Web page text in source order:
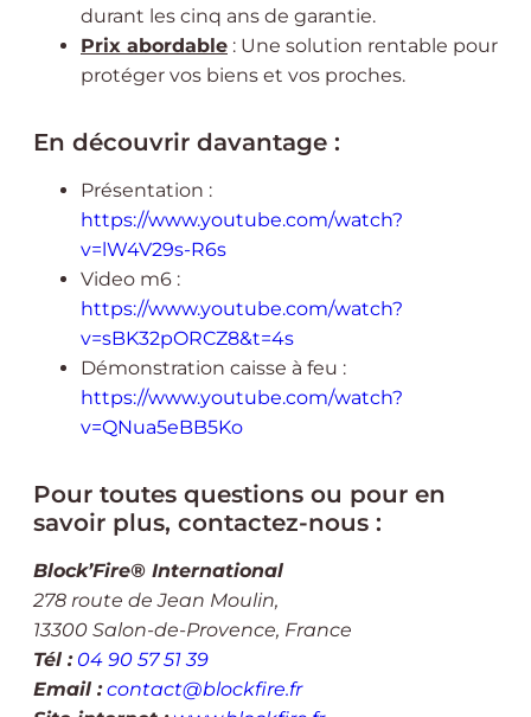
durant les cinq ans de garantie.
Prix abordable : Une solution rentable pour
protéger vos biens et vos proches.
En découvrir davantage :
Présentation :
https://www.youtube.com/watch?
v=lW4V29s-R6s
Video m6 :
https://www.youtube.com/watch?
v=sBK32pORCZ8&t=4s
Démonstration caisse à feu :
https://www.youtube.com/watch?
v=QNua5eBB5Ko
Pour toutes questions ou pour en
savoir plus, contactez-nous :
Block’Fire® International
278 route de Jean Moulin,
13300 Salon-de-Provence, France
Tél : 04 90 57 51 39
Email : contact@blockfire.fr